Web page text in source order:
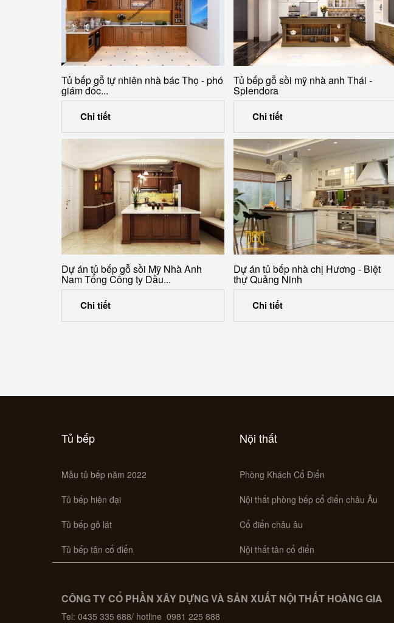
Tủ bếp gỗ tự nhiên nhà bác Thọ - phó
giám đốc...
Chi tiết
Tủ bếp gỗ sồi mỹ nhà anh Thái -
Splendora
Chi tiết
Dự án tủ bếp gỗ sồi Mỹ Nhà Anh
Nam Tổng Công ty Dầu...
Chi tiết
Dự án tủ bếp nhà chị Hương - Biệt
thự Quảng Ninh
Chi tiết
Tủ bếp
Mẫu tủ bếp năm 2022
Tủ bếp hiện đại
Tủ bếp gỗ lát
Tủ bếp tân cổ điển
Nội thất
Phòng Khách Cổ Điển
Nội thất phòng bếp cổ điển châu Âu
Cổ điển châu âu
Nội thất tân cổ điển
CÔNG TY CỔ PHẦN XÂY DỰNG VÀ SẢN XUẤT NỘI THẤT HOÀNG GIA
Tel: 0435 335 688/ hotline 0981 225 888